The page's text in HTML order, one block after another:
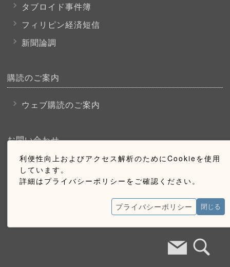
利便性向上およびアクセス解析のためにCookieを使用
しています。
詳細はプライバシーポリシーをご確認ください。
プライバシーポリシー 閉じる
タブロイド事件簿
フィリピン経済短信
新聞論調
購読のご案内
ウェブ購読のご案内
お問い合わせ
採用情報
お問い合わせ